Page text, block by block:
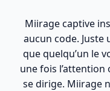
Miirage captive
aucun code.
que quelqu’un le
une fois
se dirige. Miirage